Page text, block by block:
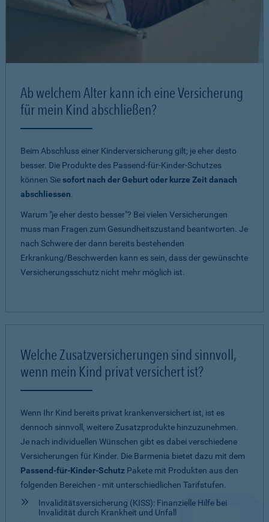
Ab welchem Alter kann ich eine Versicherung
für mein Kind abschließen?
Beim Abschluss einer Kinderversicherung gilt; je eher desto
besser. Die Produkte des Passend-für-Kinder-Schutzes
können Siesofort nach der Geburt oder kurze Zeit danach
abschliessen.
Warum "je eher desto besser"? Bei vielen Versicherungen
muss man Fragen zum Gesundheitszustand beantworten. Je
nach Schwere der dann bereits bestehenden
Erkrankung/Beschwerden kann es sein, dass der gewünschte
Versicherungsschutz nicht mehr möglich ist.
Welche Zusatzversicherungen sind sinnvoll,
wenn mein Kind privat versichert ist?
Wenn Ihr Kind bereits privat krankenversichert ist, ist es
dennoch sinnvoll, weitere Zusatzprodukte hinzuzunehmen.
Je nach individuellen Wünschen gibt es dabei verschiedene
Versicherungen für Kinder. Die Barmenia bietet dazu mit dem
Passend-für-Kinder-Schutz Pakete mit Produkten aus den
folgenden Bereichen - mit unterschiedlichen Tarifstufen.
Invaliditätsversicherung (KISS): Finanzielle Hilfe bei
Invalidität durch Krankheit und Unfall